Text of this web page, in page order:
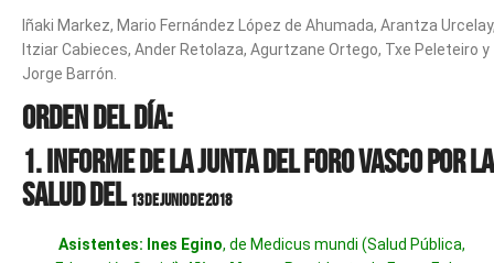
Iñaki Markez, Mario Fernández López de Ahumada, Arantza
Itziar Cabieces, Ander Retolaza, Agurtzane Ortego, Txe Peleteiro y
Jorge Barrón.
Orden del día:
1. Informe de la Junta del Foro Vasco por la
Salud del13 de junio de 2018
Asistentes: Ines Egino, de Medicus mundi (Salud Pública,